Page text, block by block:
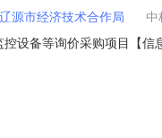
辽源市经济技术合作局
中
设备等询价采购项目【
所属